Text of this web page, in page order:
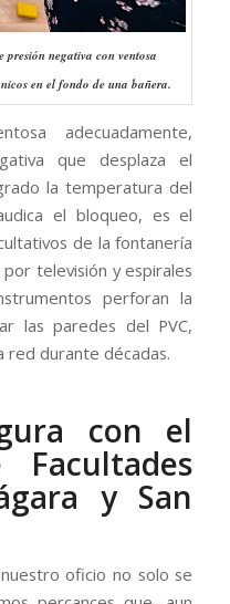
presión negativa con ventosa
en el fondo de una bañera.
adecuadamente,
que desplaza el
la temperatura del
el bloqueo, es el
de la fontanería
televisión y espirales
perforan la
las paredes del PVC,
red durante décadas.
con el
Facultades
y San
oficio no solo se